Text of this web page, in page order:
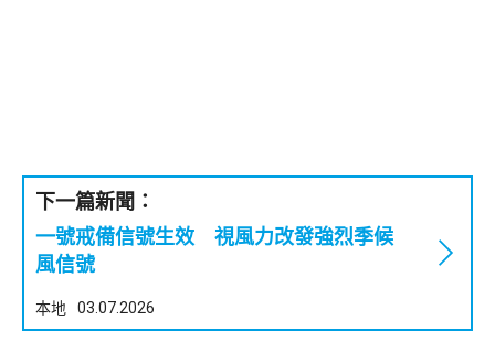
下一篇新聞：
一號戒備信號生效 視風力改發強烈季候
風信號
本地 03.07.2026